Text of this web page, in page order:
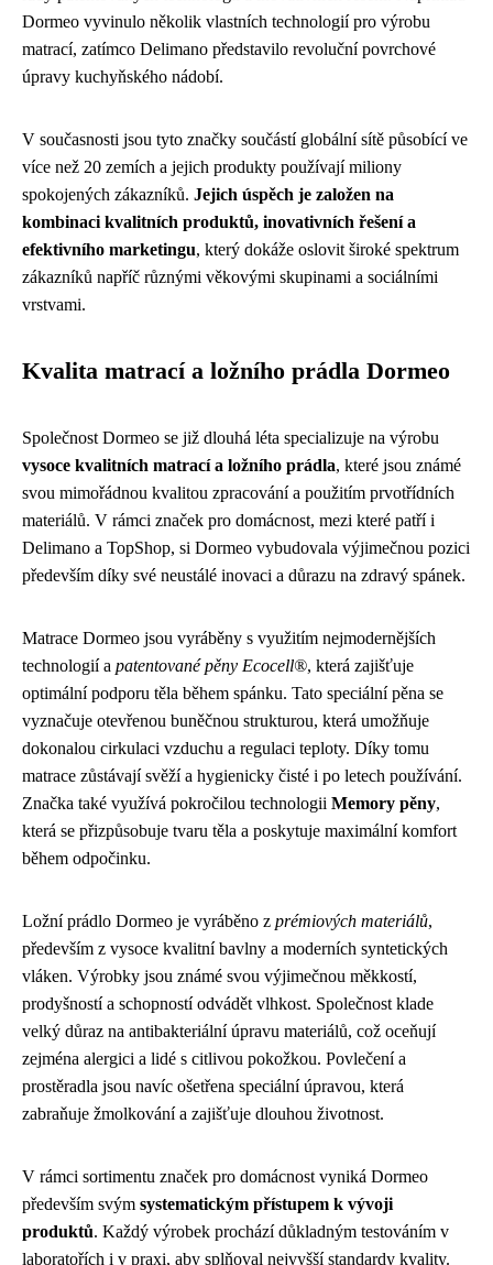
Dormeo vyvinulo několik vlastních technologií pro výrobu
matrací, zatímco Delimano představilo revoluční povrchové
úpravy kuchyňského nádobí.
V současnosti jsou tyto značky součástí globální sítě působící ve
více než 20 zemích a jejich produkty používají miliony
spokojených zákazníků. Jejich úspěch je založen na
kombinaci kvalitních produktů, inovativních řešení a
efektivního marketingu, který dokáže oslovit široké spektrum
zákazníků napříč různými věkovými skupinami a sociálními
vrstvami.
Kvalita matrací a ložního prádla Dormeo
Společnost Dormeo se již dlouhá léta specializuje na výrobu
vysoce kvalitních matrací a ložního prádla, které jsou známé
svou mimořádnou kvalitou zpracování a použitím prvotřídních
materiálů. V rámci značek pro domácnost, mezi které patří i
Delimano a TopShop, si Dormeo vybudovala výjimečnou pozici
především díky své neustálé inovaci a důrazu na zdravý spánek.
Matrace Dormeo jsou vyráběny s využitím nejmodernějších
technologií a patentované pěny Ecocell®, která zajišťuje
optimální podporu těla během spánku. Tato speciální pěna se
vyznačuje otevřenou buněčnou strukturou, která umožňuje
dokonalou cirkulaci vzduchu a regulaci teploty. Díky tomu
matrace zůstávají svěží a hygienicky čisté i po letech používání.
Značka také využívá pokročilou technologii Memory pěny,
která se přizpůsobuje tvaru těla a poskytuje maximální komfort
během odpočinku.
Ložní prádlo Dormeo je vyráběno z prémiových materiálů,
především z vysoce kvalitní bavlny a moderních syntetických
vláken. Výrobky jsou známé svou výjimečnou měkkostí,
prodyšností a schopností odvádět vlhkost. Společnost klade
velký důraz na antibakteriální úpravu materiálů, což oceňují
zejména alergici a lidé s citlivou pokožkou. Povlečení a
prostěradla jsou navíc ošetřena speciální úpravou, která
zabraňuje žmolkování a zajišťuje dlouhou životnost.
V rámci sortimentu značek pro domácnost vyniká Dormeo
především svým systematickým přístupem k vývoji
produktů. Každý výrobek prochází důkladným testováním v
laboratořích i v praxi, aby splňoval nejvyšší standardy kvality.